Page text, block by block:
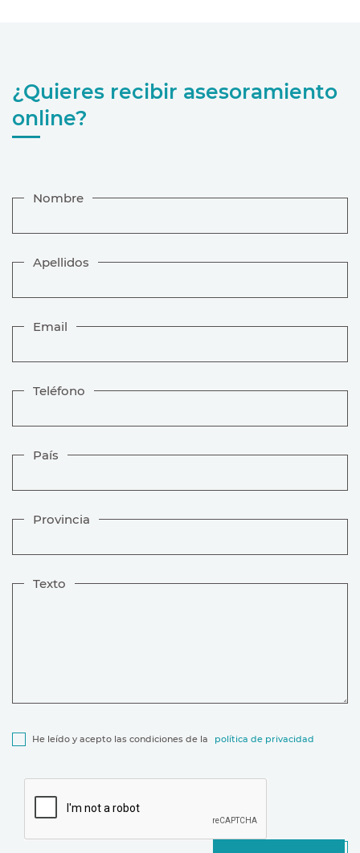
¿Quieres recibir asesoramiento
online?
Nombre
Apellidos
Email
Teléfono
País
Provincia
Texto
He leído y acepto las condiciones de la política de privacidad